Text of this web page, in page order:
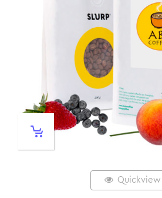
Quickview